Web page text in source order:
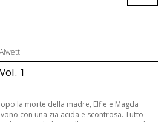
1
la morte della madre, Elfie e Magda
con una zia acida e scontrosa. Tutto